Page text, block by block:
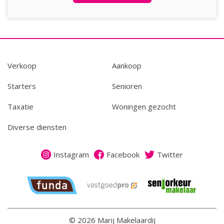
Verkoop Aankoop
Starters Senioren
Taxatie Woningen gezocht
Diverse diensten
Instagram Facebook Twitter
© 2026 Marij Makelaardij